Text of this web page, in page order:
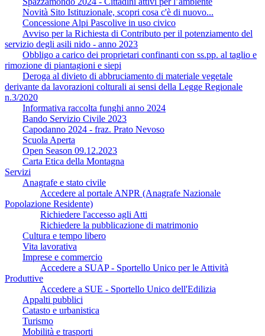
Novità Sito Istituzionale, scopri cosa c'è di nuovo...
Concessione Alpi Pascolive in uso civico
Avviso per la Richiesta di Contributo per il potenziamento del
servizio degli asili nido - anno 2023
Obbligo a carico dei proprietari confinanti con ss.pp. al taglio e
rimozione di piantagioni e siepi
Deroga al divieto di abbruciamento di materiale vegetale
derivante da lavorazioni colturali ai sensi della Legge Regionale
n.3/2020
Informativa raccolta funghi anno 2024
Bando Servizio Civile 2023
Capodanno 2024 - fraz. Prato Nevoso
Scuola Aperta
Open Season 09.12.2023
Carta Etica della Montagna
Servizi
Anagrafe e stato civile
Accedere al portale ANPR (Anagrafe Nazionale
Popolazione Residente)
Richiedere l'accesso agli Atti
Richiedere la pubblicazione di matrimonio
Cultura e tempo libero
Vita lavorativa
Imprese e commercio
Accedere a SUAP - Sportello Unico per le Attività
Produttive
Accedere a SUE - Sportello Unico dell'Edilizia
Appalti pubblici
Catasto e urbanistica
Turismo
Mobilità e trasporti